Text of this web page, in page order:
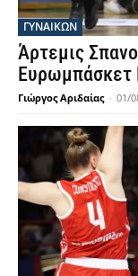
ΓΥΝΑΙΚΩΝ
Άρτεμις
Ευρωμπάσκετ
Γιώργος Αριδαίας - 01/